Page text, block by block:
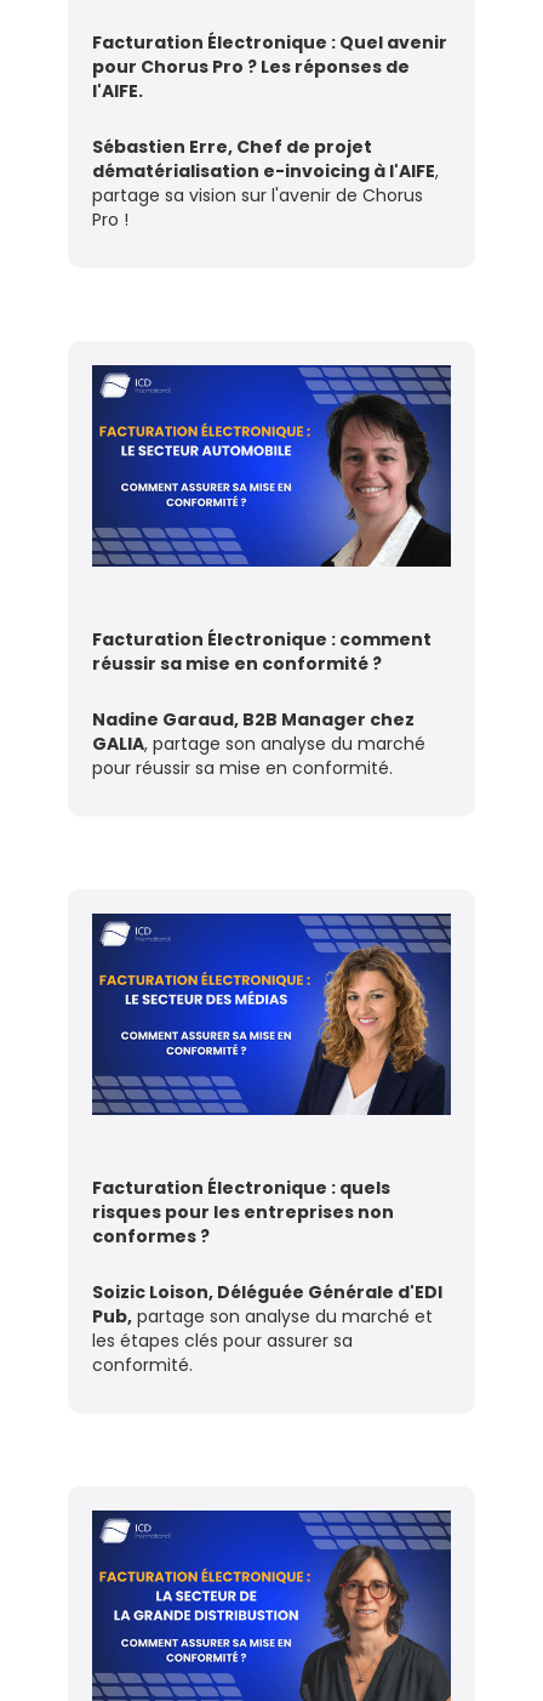
Facturation Électronique : Quel avenir
pour Chorus Pro ? Les réponses de
l'AIFE.
Sébastien Erre, Chef de projet
dématérialisation e-invoicing à l'AIFE,
partage sa vision sur l'avenir de Chorus
Pro !
Facturation Électronique : comment
réussir sa mise en conformité ?‍
Nadine Garaud, B2B Manager chez
GALIA, partage son analyse du marché
pour réussir sa mise en conformité.
Facturation Électronique : quels
risques pour les entreprises non
conformes ?
Soizic Loison, Déléguée Générale d'EDI
Pub, partage son analyse du marché et
les étapes clés pour assurer sa
conformité.